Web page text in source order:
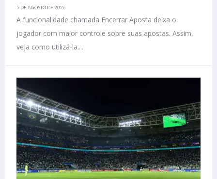
5 DE AGOSTO DE 2026
A funcionalidade chamada Encerrar Aposta deixa o
jogador com maior controle sobre suas apostas. Assim,
veja como utilizá-la....